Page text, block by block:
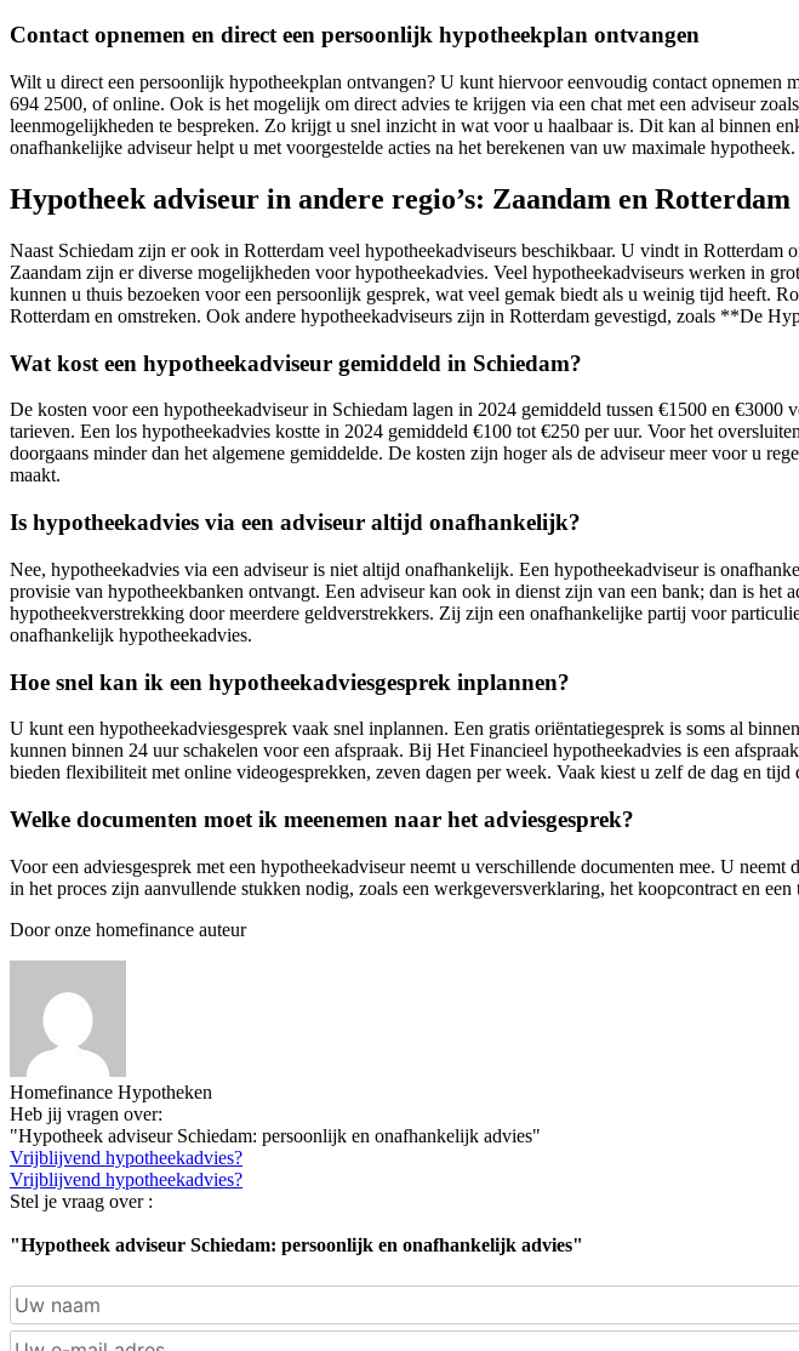
Contact opnemen en direct een persoonlijk hypotheekplan ontvangen
Wilt u direct een persoonlijk hypotheekplan ontvangen? U kunt hiervoor eenvoudig contact
694 2500, of online. Ook is het mogelijk om direct advies te krijgen via een chat met een adviseur
leenmogelijkheden te bespreken. Zo krijgt u snel inzicht in wat voor u haalbaar is. Dit kan al binnen
onafhankelijke adviseur helpt u met voorgestelde acties na het berekenen van uw maximale hypotheek.
Hypotheek adviseur in andere regio’s: Zaandam en Rotterdam
Naast Schiedam zijn er ook in Rotterdam veel hypotheekadviseurs beschikbaar. U vindt in
Zaandam zijn er diverse mogelijkheden voor hypotheekadvies. Veel hypotheekadviseurs werken in
kunnen u thuis bezoeken voor een persoonlijk gesprek, wat veel gemak biedt als u weinig tijd heeft.
Rotterdam en omstreken. Ook andere hypotheekadviseurs zijn in Rotterdam gevestigd, zoals **De
Wat kost een hypotheekadviseur gemiddeld in Schiedam?
De kosten voor een hypotheekadviseur in Schiedam lagen in 2024 gemiddeld tussen €1500 en
tarieven. Een los hypotheekadvies kostte in 2024 gemiddeld €100 tot €250 per uur. Voor het
doorgaans minder dan het algemene gemiddelde. De kosten zijn hoger als de adviseur meer voor u
maakt.
Is hypotheekadvies via een adviseur altijd onafhankelijk?
Nee, hypotheekadvies via een adviseur is niet altijd onafhankelijk. Een hypotheekadviseur is
provisie van hypotheekbanken ontvangt. Een adviseur kan ook in dienst zijn van een bank; dan is
hypotheekverstrekking door meerdere geldverstrekkers. Zij zijn een onafhankelijke partij voor
onafhankelijk hypotheekadvies.
Hoe snel kan ik een hypotheekadviesgesprek inplannen?
U kunt een hypotheekadviesgesprek vaak snel inplannen. Een gratis oriëntatiegesprek is soms al
kunnen binnen 24 uur schakelen voor een afspraak. Bij Het Financieel hypotheekadvies is een
bieden flexibiliteit met online videogesprekken, zeven dagen per week. Vaak kiest u zelf de dag en
Welke documenten moet ik meenemen naar het adviesgesprek?
Voor een adviesgesprek met een hypotheekadviseur neemt u verschillende documenten mee. U
in het proces zijn aanvullende stukken nodig, zoals een werkgeversverklaring, het koopcontract en
Door onze homefinance auteur
Homefinance Hypotheken
Heb jij vragen over:
"Hypotheek adviseur Schiedam: persoonlijk en onafhankelijk advies"
Vrijblijvend hypotheekadvies?
Vrijblijvend hypotheekadvies?
Stel je vraag over :
"Hypotheek adviseur Schiedam: persoonlijk en onafhankelijk advies"